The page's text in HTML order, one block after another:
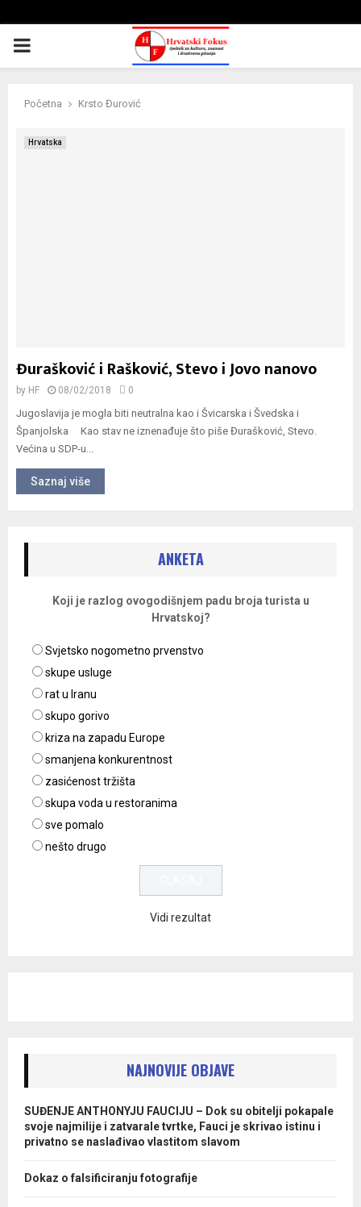
PRIMARY
Početna Krsto Đurović
Hrvatska
Đurašković i Rašković, Stevo i Jovo nanovo
by HF 08/02/2018 0
Jugoslavija je mogla biti neutralna kao i Švicarska i Švedska i
Španjolska Kao stav ne iznenađuje što piše Đurašković, Stevo.
Većina u SDP-u...
Saznaj više
ANKETA
Koji je razlog ovogodišnjem padu broja turista u
Hrvatskoj?
Svjetsko nogometno prvenstvo
skupe usluge
rat u Iranu
skupo gorivo
kriza na zapadu Europe
smanjena konkurentnost
zasićenost tržišta
skupa voda u restoranima
sve pomalo
nešto drugo
Vidi rezultat
NAJNOVIJE OBJAVE
SUĐENJE ANTHONYJU FAUCIJU – Dok su obitelji pokapale
svoje najmilije i zatvarale tvrtke, Fauci je skrivao istinu i
privatno se naslađivao vlastitom slavom
Dokaz o falsificiranju fotografije